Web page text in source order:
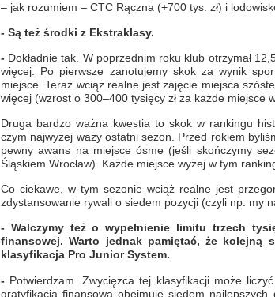
– jak rozumiem – CTC Rączna (+700 tys. zł) i
- Są też środki z Ekstraklasy.
- Dokładnie tak. W poprzednim roku klub otrzymał
więcej. Po pierwsze zanotujemy skok za wynik
miejsce. Teraz wciąż realne jest zajęcie miejsca
więcej (wzrost o 300–400 tysięcy zł za każde miejsce
Druga bardzo ważna kwestia to skok w rankingu
czym najwyżej waży ostatni sezon. Przed rokiem
pewny awans na miejsce ósme (jeśli skończymy
Śląskiem Wrocław). Każde miejsce wyżej w tym
Co ciekawe, w tym sezonie wciąż realne jest
zdystansowanie rywali o siedem pozycji (czyli np. my
- Walczymy też o wypełnienie limitu trzech
finansowej. Warto jednak pamiętać, że kolejną
klasyfikacja Pro Junior System.
- Potwierdzam. Zwycięzca tej klasyfikacji może
gratyfikacja finansowa obejmuje siedem